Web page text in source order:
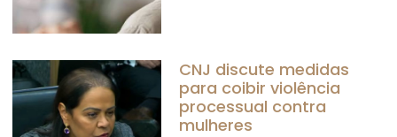
CNJ discute medidas
para coibir violência
processual contra
mulheres